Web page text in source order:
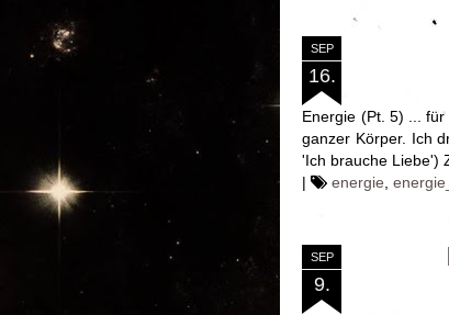
SEP
16.
Energie (Pt. 5) ...
ganzer Körper. Ich
'Ich brauche Liebe')
| energie ,
SEP
9.